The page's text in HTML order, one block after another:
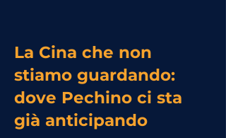
La Cina che non
stiamo guardando:
dove Pechino ci sta
già anticipando